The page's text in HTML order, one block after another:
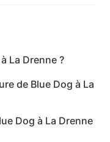
La Drenne ?
de Blue Dog à La
- mardi: 09:00-
09:00-18:00 -
Dog à La Drenne